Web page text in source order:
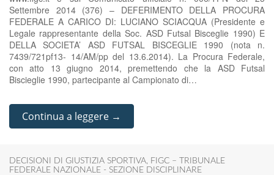
Settembre 2014 (376) – DEFERIMENTO DELLA PROCURA
FEDERALE A CARICO DI: LUCIANO SCIACQUA (Presidente e
Legale rappresentante della Soc. ASD Futsal Bisceglie 1990) E
DELLA SOCIETA’ ASD FUTSAL BISCEGLIE 1990 (nota n.
7439/721pf13- 14/AM/pp del 13.6.2014). La Procura Federale,
con atto 13 giugno 2014, premettendo che la ASD Futsal
Biscieglie 1990, partecipante al Campionato di…
Continua a leggere →
DECISIONI DI GIUSTIZIA SPORTIVA, FIGC – TRIBUNALE
FEDERALE NAZIONALE - SEZIONE DISCIPLINARE